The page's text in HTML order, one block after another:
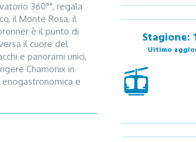
360°", regala
il Monte Rosa, il
è il punto di
il cuore del
e panorami unici,
Chamonix in
enogastronomica e
cristalli, la storia
delle Marmotte,
Stagione:
Ultimo